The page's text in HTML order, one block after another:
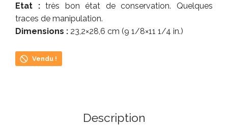
Etat :très bon état de conservation. Quelques
traces de manipulation.
Dimensions : 23,2×28,6 cm (9 1/8×11 1/4 in.)
Vendu !
Description